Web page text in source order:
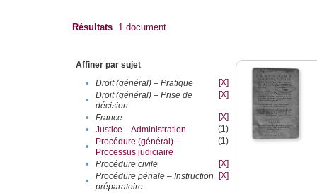
Résultats 1 document
Affiner par sujet
•
Droit (général) – Pratique
[X]
•
Droit (général) – Prise de
décision
[X]
• France
[X]
•
Justice – Administration
(1)
•
Procédure (général) –
Processus judiciaire
(1)
• Procédure civile
[X]
•
Procédure pénale – Instruction
préparatoire
[X]